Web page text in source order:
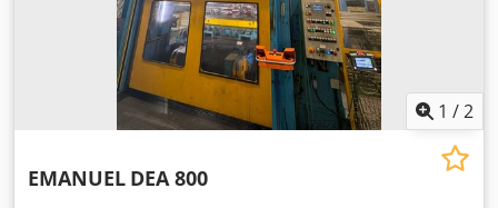
1 /2
EMANUEL DEA 800